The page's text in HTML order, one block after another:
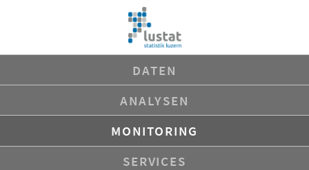
DATEN
ANALYSEN
MONITORING
SERVICES